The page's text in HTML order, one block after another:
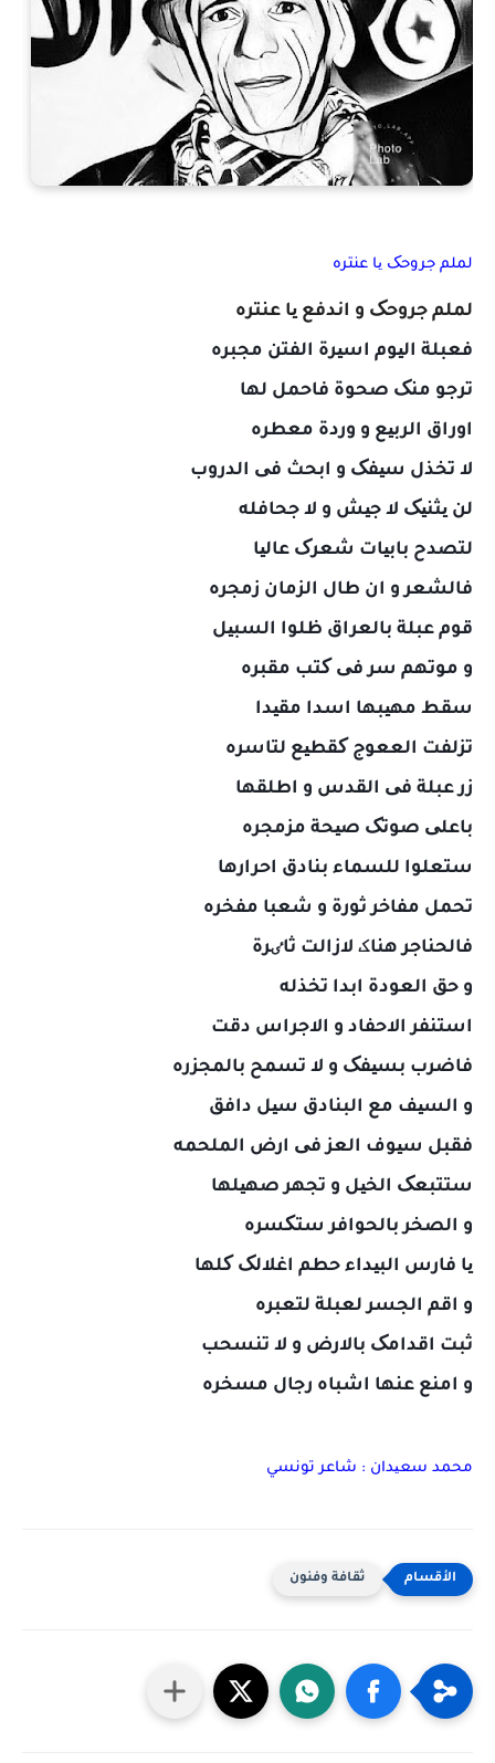
لملم جروحک یا عنتره
لملم جروحک و اندفع یا عنتره
فعبلة الیوم اسیرة الفتن مجبره
ترجو منک صحوة فاحمل لها
اوراق الربیع و وردة معطره
لا تخذل سیفک و ابحث فی الدروب
لن یثنیک لا جیش و لا جحافله
لتصدح بابیات شعرک عالیا
فالشعر و ان طال الزمان زمجره
قوم عبلة بالعراق ظلوا السبیل
و موتهم سر فی کتب مقبره
سقط مهیبها اسدا مقیدا
تزلفت الععوج کقطیع لتاسره
زر عبلة فی القدس و اطلقها
باعلی صوتک صیحة مزمجره
ستعلوا للسماء بنادق احرارها
تحمل مفاخر ثورة و شعبا مفخره
فالحناجر هناک لازالت ثاٸرة
و حق العودة ابدا تخذله
استنفر الاحفاد و الاجراس دقت
فاضرب بسیفک و لا تسمح بالمجزره
و السیف مع البنادق سیل دافق
فقبل سیوف العز فی ارض الملحمه
ستتبعک الخیل و تجهر صهیلها
و الصخر بالحوافر ستکسره
یا فارس البیداء حطم اغلالک کلها
و اقم الجسر لعبلة لتعبره
ثبت اقدامک بالارض و لا تنسحب
و امنع عنها اشباه رجال مسخره
محمد سعیدان : شاعر تونسي
ثقافة وفنون